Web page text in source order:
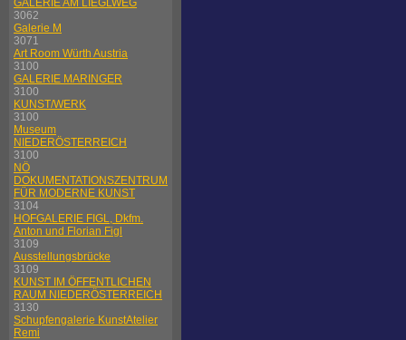
GALERIE AM LIEGLWEG
3062
Galerie M
3071
Art Room Würth Austria
3100
GALERIE MARINGER
3100
KUNST/WERK
3100
Museum
NIEDERÖSTERREICH
3100
NÖ
DOKUMENTATIONSZENTRUM
FÜR MODERNE KUNST
3104
HOFGALERIE FIGL, Dkfm.
Anton und Florian Figl
3109
Ausstellungsbrücke
3109
KUNST IM ÖFFENTLICHEN
RAUM NIEDERÖSTERREICH
3130
Schupfengalerie KunstAtelier
Remi